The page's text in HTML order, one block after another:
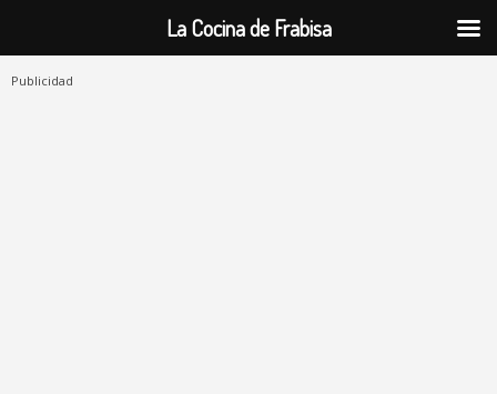
Publicidad
La Cocina de Frabisa